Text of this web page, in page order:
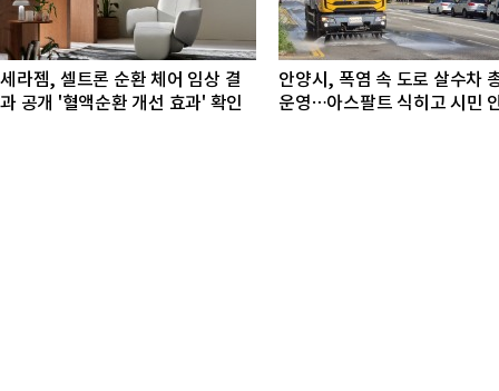
세라젬, 셀트론 순환 체어 임상 결
과 공개 '혈액순환 개선 효과' 확인
안양시, 폭염 속 도로 살수차
운영…아스팔트 식히고 시민